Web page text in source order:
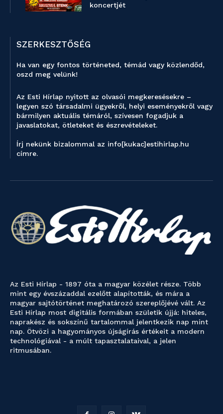
koncertjét
SZERKESZTŐSÉG
Ha van egy fontos történeted, témád vagy közlendőd,
oszd meg velünk!
Az Esti Hírlap nyitott az olvasói megkeresésekre –
legyen szó társadalmi ügyekről, helyi eseményekről vagy
bármilyen aktuális témáról, szívesen fogadjuk a
javaslatokat, ötleteket és észrevételeket.
Írj nekünk bizalommal az info[kukac]estihirlap.hu
címre.
Az Esti Hírlap - 1897 óta a magyar közélet része. Több
mint egy évszázaddal ezelőtt alapították, és mára a
magyar sajtótörténet meghatározó szereplőjévé vált. Az
Esti Hírlap most digitális formában születik újjá: hiteles,
naprakész és sokszínű tartalommal jelentkezik nap mint
nap. Ötvözi a hagyományos újságírás értékeit a modern
technológiával - a múlt tapasztalataival, a jelen
ritmusában.